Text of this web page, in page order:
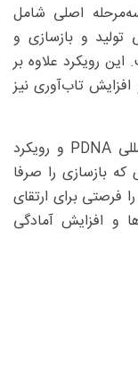
اصلی شامل
تولید و بازسازی و
این رویکرد علاوه بر
افزایش تاب‌آوری نیز
در همین راستا این شرکت از الگوی بین‌المللی PDNA و رویکرد
که بازسازی را صرفا
فرصتی برای ارتقای
و افزایش آمادگی